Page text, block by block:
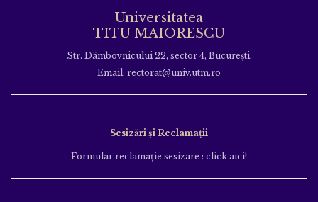
Universitatea
TITU MAIORESCU
Str. Dâmbovnicului 22, sector 4, București,
Email: rectorat@univ.utm.ro
Sesizări și Reclamații
Formular reclamație sesizare : click aici!